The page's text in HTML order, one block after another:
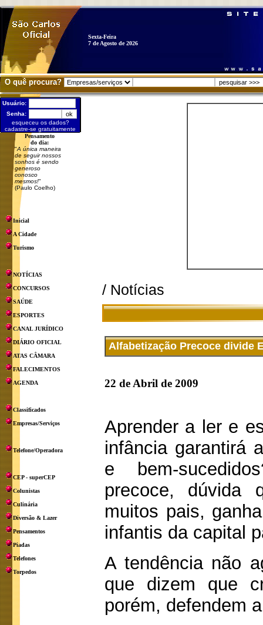
Sexta-Feira
7 de Agosto de 2026
O quê procura?
Usuário:
Senha:
esqueceu os dados?
cadastre-se gratuitamente
Pensamento
do dia:
"A única maneira
de seguir nossos
sonhos é sendo
generoso
conosco
mesmos!"
(Paulo Coelho)
Inicial
A Cidade
Turismo
NOTÍCIAS
CONCURSOS
SAÚDE
ESPORTES
CANAL JURÍDICO
DIÁRIO OFICIAL
ATAS CÂMARA
FALECIMENTOS
AGENDA
Classificados
Empresas/Serviços
Telefone/Operadora
CEP - superCEP
Colunistas
Culinária
Diversão & Lazer
Pensamentos
Piadas
Telefones
Torpedos
/ Notícias
Alfabetização Precoce divide
22 de Abril de 2009
Aprender a ler e
infância garantirá
e bem-
precoce,
muitos pais,
infantis da capital
A tendência não
que dizem que
porém, defendem